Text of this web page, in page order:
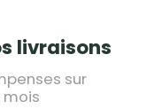
livraisons
sur